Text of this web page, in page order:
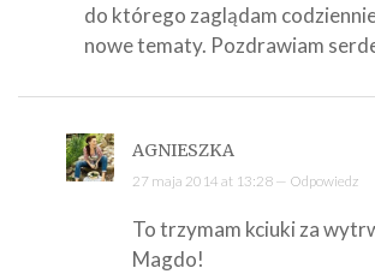
do którego zaglądam
nowe tematy. Pozdrawiam
AGNIESZKA
27 maja 2014 at 13:28 — Odpowiedz
To trzymam kciuki za
Magdo!